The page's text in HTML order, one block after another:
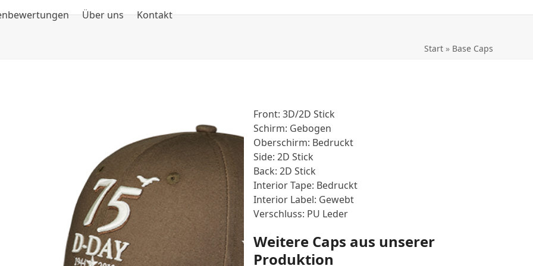
Über uns Kontakt
Start» Base Caps
Front: 3D/2D Stick
Schirm: Gebogen
Oberschirm: Bedruckt
Side: 2D Stick
Back: 2D Stick
Interior Tape: Bedruckt
Interior Label: Gewebt
Verschluss: PU Leder
Weitere Caps aus unserer
Produktion